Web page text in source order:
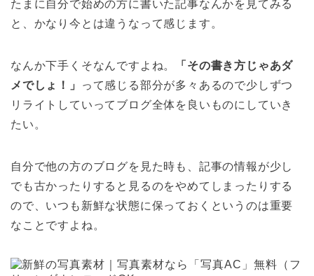
たまに自分で始めの方に書いた記事なんかを見てみる
と、かなり今とは違うなって感じます。
なんか下手くそなんですよね。
「その書き方じゃあダ
メでしょ！」
って感じる部分が多々あるので少しずつ
リライトしていってブログ全体を良いものにしていき
たい。
自分で他の方のブログを見た時も、記事の情報が少し
でも古かったりすると見るのをやめてしまったりする
ので、いつも新鮮な状態に保っておくというのは重要
なことですよね。